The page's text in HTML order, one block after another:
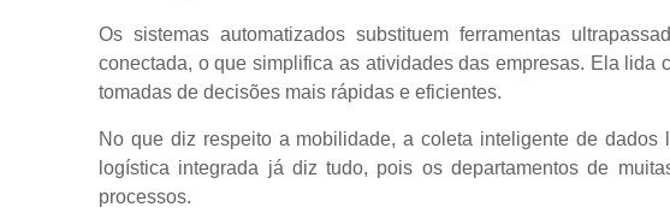
Os sistemas automatizados substituem ferramentas
conectada, o que simplifica as atividades das empresas. Ela lida
tomadas de decisões mais rápidas e eficientes.
No que diz respeito a mobilidade, a coleta inteligente de
logística integrada já diz tudo, pois os departamentos de
processos.